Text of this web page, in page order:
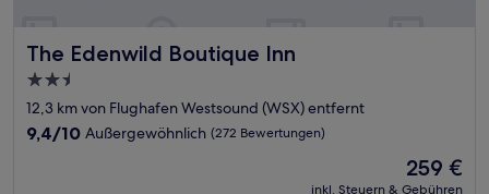
The Edenwild Boutique Inn
The Edenwild Boutique Inn
2.5-
Sterne-
Unterkunft
12,3 km von Flughafen Westsound (WSX) entfernt
9.4
9,4/10 Außergewöhnlich (272 Bewertungen)
Der
Preis
259 €
inkl. Steuern & Gebühren